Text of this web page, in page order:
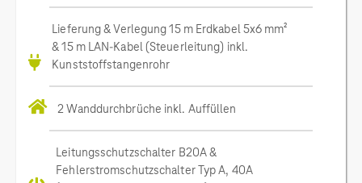
Lieferung & Verlegung 15 m Erdkabel 5x6 mm²
& 15 m LAN-Kabel (Steuerleitung) inkl.
Kunststoffstangenrohr
2 Wanddurchbrüche inkl. Auffüllen
Leitungsschutzschalter B20A &
Fehlerstromschutzschalter Typ A, 40A